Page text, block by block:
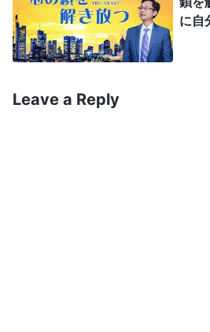
信仰は、自分の目で見えるも
れるものだけに基づいていた
このような人たちは天なる神
に自
Leave a Reply